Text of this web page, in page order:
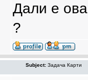
Дали е
?
Subject: Задача Карти